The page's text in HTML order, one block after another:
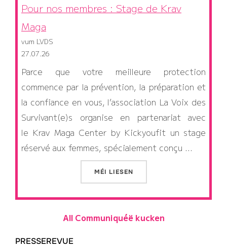
Pour nos membres : Stage de Krav
Maga
vum LVDS
27.07.26
Parce que votre meilleure protection
commence par la prévention, la préparation et
la confiance en vous, l’association La Voix des
Survivant(e)s organise en partenariat avec
le Krav Maga Center by Kickyoufit un stage
réservé aux femmes, spécialement conçu …
MÉI IWWER “POUR NOS MEMBRES :
LIESEN
All Communiquéë kucken
PRESSEREVUE